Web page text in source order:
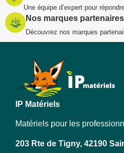
Une équipe d’expert pour
Nos marques partenaires
Découvrez nos marques
IP Matériels
Matériels pour les
203 Rte de Tigny, 42190